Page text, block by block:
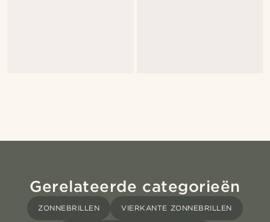
Gerelateerde categorieën
ZONNEBRILLEN VIERKANTE ZONNEBRILLEN